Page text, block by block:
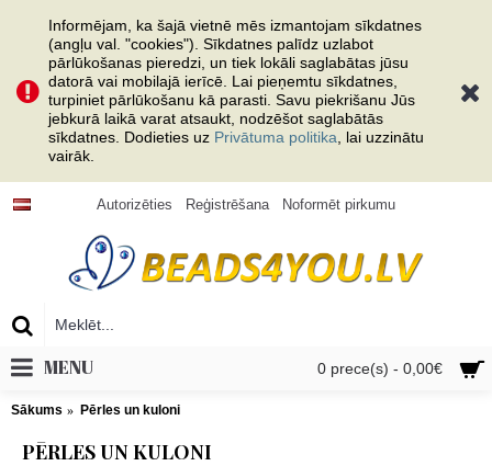
Informējam, ka šajā vietnē mēs izmantojam sīkdatnes
(angļu val. "cookies"). Sīkdatnes palīdz uzlabot
pārlūkošanas pieredzi, un tiek lokāli saglabātas jūsu
datorā vai mobilajā ierīcē. Lai pieņemtu sīkdatnes,
turpiniet pārlūkošanu kā parasti. Savu piekrišanu Jūs
jebkurā laikā varat atsaukt, nodzēšot saglabātās
sīkdatnes. Dodieties uz Privātuma politika , lai uzzinātu
vairāk.
Autorizēties Reģistrēšana Noformēt pirkumu
0 prece(s) - 0,00€
MENU
Sākums Pērles un kuloni
PĒRLES UN KULONI